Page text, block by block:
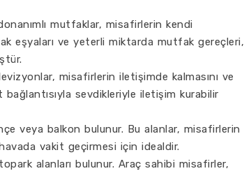
mutfaklar, misafirlerin kendi
eşyaları ve yeterli miktarda mutfak gereçleri,
misafirlerin iletişimde kalmasını ve
bağlantısıyla sevdikleriyle iletişim kurabilir
veya balkon bulunur. Bu alanlar, misafirlerin
vakit geçirmesi için idealdir.
alanları bulunur. Araç sahibi misafirler,